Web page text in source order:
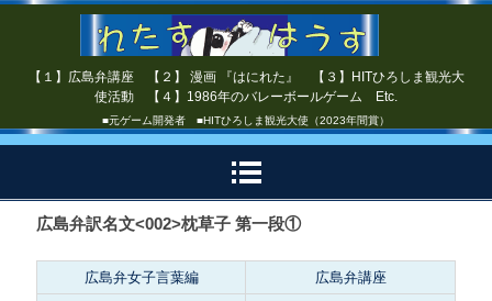
【１】広島弁講座 【２】 漫画 『はにれた』 【３】HITひろしま観光大
使活動 【４】1986年のバレーボールゲーム Etc.
■元ゲーム開発者 ■HITひろしま観光大使（2023年間賞）
広島弁訳名文<002>枕草子 第一段①
広島弁女子言葉編
広島弁講座